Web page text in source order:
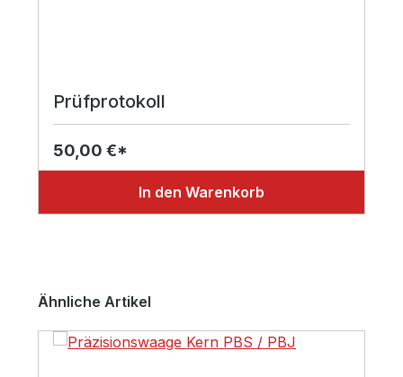
Prüfprotokoll
50,00 €*
In den Warenkorb
Produktgalerie überspringen
Ähnliche Artikel